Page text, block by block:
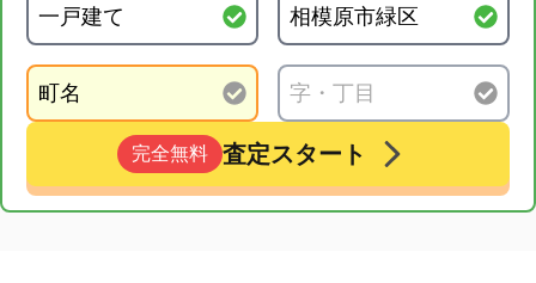
完全無料 査定スタート